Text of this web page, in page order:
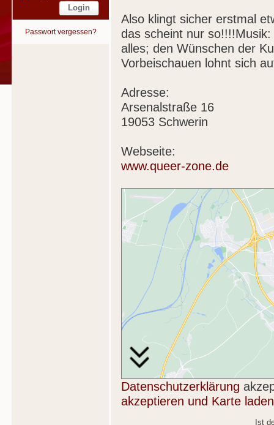
Passwort vergessen?
Also klingt sicher erstmal
das scheint nur
alles; den Wünschen der
Vorbeischauen lohnt sich
Adresse:
Arsenalstraße 16
19053 Schwerin
Webseite:
www.queer-zone.de
Datenschutzerklärung
akzeptieren und Karte laden
Ist